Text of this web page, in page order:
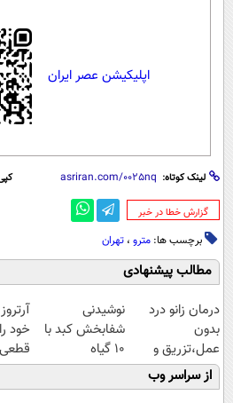
اپلیکیشن عصر ایران
لینک کوتاه:
‌گزارش خطا در خبر
برچسب ها: مترو ، تهران
مطالب پیشنهادی
درمان زانو درد
بدون
عمل،تزریق و
دارو
(◂پرسش‌نامه)
نوشیدنی
شفابخش کبد با
10 گیاه
موثر(تخفیف تا
امشب)
خود
کنید!
از سراسر وب